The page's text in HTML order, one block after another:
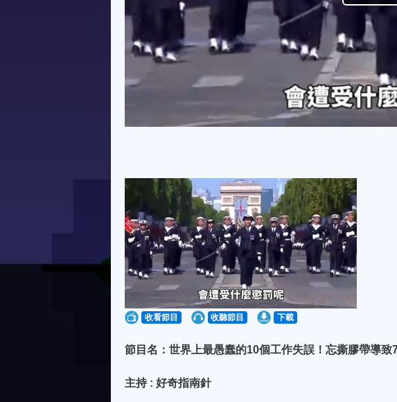
收看節目 收聽節目 下載
節目名：世界上最愚蠢的10個工作失誤！忘撕膠帶導致
主持 : 好奇指南針